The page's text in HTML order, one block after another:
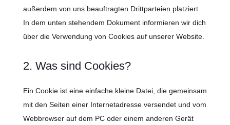
außerdem von uns beauftragten Drittparteien platziert.
In dem unten stehendem Dokument informieren wir dich
über die Verwendung von Cookies auf unserer Website.
2. Was sind Cookies?
Ein Cookie ist eine einfache kleine Datei, die gemeinsam
mit den Seiten einer Internetadresse versendet und vom
Webbrowser auf dem PC oder einem anderen Gerät